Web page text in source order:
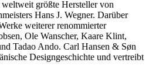
größte Hersteller von
Hans J. Wegner. Darüber
weiterer renommierter
Ole Wanscher, Kaare Klint,
Tadao Ando. Carl Hansen & Søn
Designgeschichte und vertreibt